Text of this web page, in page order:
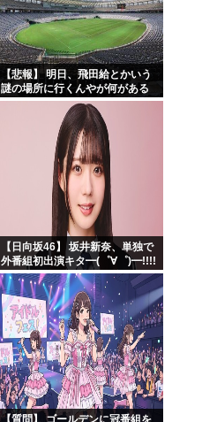
【悲報】 明日、飛田給とかいう
謎の場所に行くんやが何がある
んや????・・・・・・・・・
【日向坂46】 坂井新奈、単独で
外番組初出演キタ━(゜∀゜)━!!!!
【質問】 ゴールデンに冠番組を